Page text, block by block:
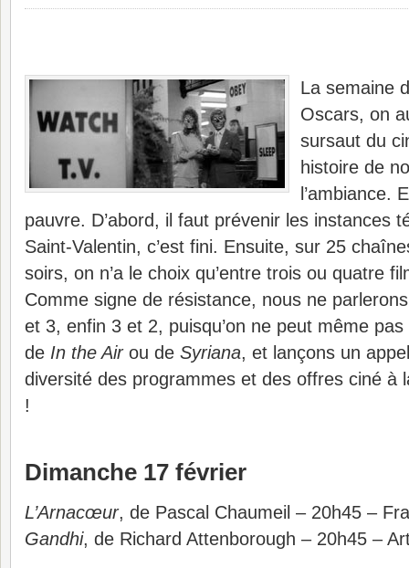
La semaine
Oscars, on
sursaut du
histoire de
l’ambiance.
pauvre. D’abord, il faut prévenir les instances
Saint-Valentin, c’est fini. Ensuite, sur 25
soirs, on n’a le choix qu’entre trois ou quatre
Comme signe de résistance, nous ne
et 3, enfin 3 et 2, puisqu’on ne peut même pas
de In the Airou de Syriana, et lançons un
diversité des programmes et des offres ciné à
!
Dimanche 17 février
L’Arnacœur, de Pascal Chaumeil – 20h45 –
Gandhi, de Richard Attenborough – 20h45 –